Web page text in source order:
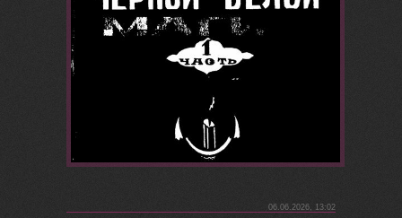
06.06.2026, 13:02